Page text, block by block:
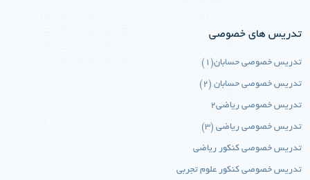
تدریس های خصوصی
تدریس خصوصی حسابان(1)
تدریس خصوصی حسابان (2)
تدریس خصوصی ریاضی2
تدریس خصوصی ریاضی (3)
تدریس خصوصی کنکور ریاضی
تدریس خصوصی کنکور علوم تجربی